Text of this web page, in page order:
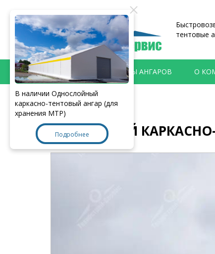
тентовые
ТИПЫ АНГАРОВ О
Главная > Наши работы
ОДНОСЛОЙНЫЙ
В наличии Однослойный
каркасно-тентовый ангар (для
хранения МТР)
Подробнее